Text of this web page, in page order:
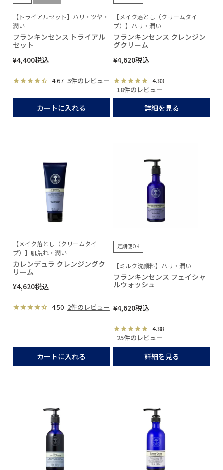
【トライアルセット】ハリ・ツヤ・
潤い
フランキンセンス トライアル
セット
¥4,400税込
4.67 3件のレビュー
カートに入れる
【メイク落とし（クリームタイ
プ）】ハリ・潤い
フランキンセンス クレンジン
グクリーム
¥4,620税込
4.83
18件のレビュー
詳細を見る
【メイク落とし（クリームタイ
プ）】肌荒れ・潤い
カレンデュラ クレンジングク
リーム
¥4,620税込
4.50 2件のレビュー
カートに入れる
定期便OK
【ミルク洗顔料】ハリ・潤い
フランキンセンス フェイシャ
ルウォッシュ
¥4,620税込
4.88
25件のレビュー
詳細を見る